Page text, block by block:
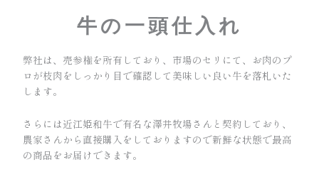
牛の一頭仕入れ
弊社は、売参権を所有しており、市場のセリにて、お肉のプ
ロが枝肉をしっかり目で確認して美味しい良い牛を落札いた
します。
さらには近江姫和牛で有名な澤井牧場さんと契約しており、
農家さんから直接購入をしておりますので新鮮な状態で最高
の商品をお届けできます。